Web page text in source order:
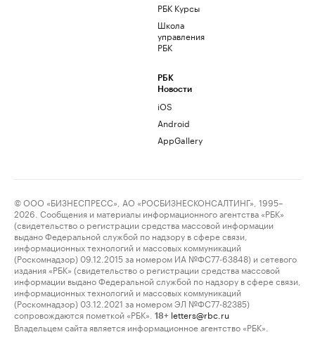
РБК Курсы
Школа
управления
РБК
РБК
Новости
iOS
Android
AppGallery
© ООО «БИЗНЕСПРЕСС», АО «РОСБИЗНЕСКОНСАЛТИНГ», 1995–
2026. Сообщения и материалы информационного агентства «РБК»
(свидетельство о регистрации средства массовой информации
выдано Федеральной службой по надзору в сфере связи,
информационных технологий и массовых коммуникаций
(Роскомнадзор) 09.12.2015 за номером ИА №ФС77-63848) и сетевого
издания «РБК» (свидетельство о регистрации средства массовой
информации выдано Федеральной службой по надзору в сфере связи,
информационных технологий и массовых коммуникаций
(Роскомнадзор) 03.12.2021 за номером ЭЛ №ФС77-82385)
сопровождаются пометкой «РБК».
18+ letters@rbc.ru
Владельцем сайта является информационное агентство «РБК».